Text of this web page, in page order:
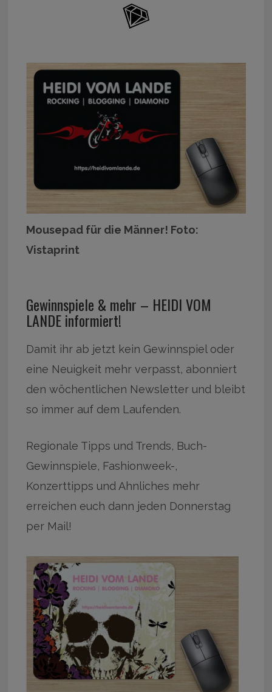
Mousepad für die Männer! Foto:
Vistaprint
Gewinnspiele & mehr – HEIDI VOM
LANDE informiert!
Damit ihr ab jetzt kein Gewinnspiel oder
eine Neuigkeit mehr verpasst, abonniert
den wöchentlichen Newsletter und bleibt
so immer auf dem Laufenden.
Regionale Tipps und Trends, Buch-
Gewinnspiele, Fashionweek-,
Konzerttipps und Ahnliches mehr
erreichen euch dann jeden Donnerstag
per Mail!